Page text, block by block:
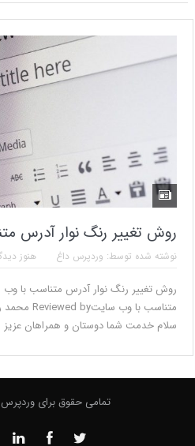
روش تغییر رنگ نوار آدرس
نوشته شده توسط: وردپرس داغ هنوز
روش تغییر رنگ نوار آدرس متناسب با
سلام خدمت شما دوستان و همراهان
تمامی حقوق برای